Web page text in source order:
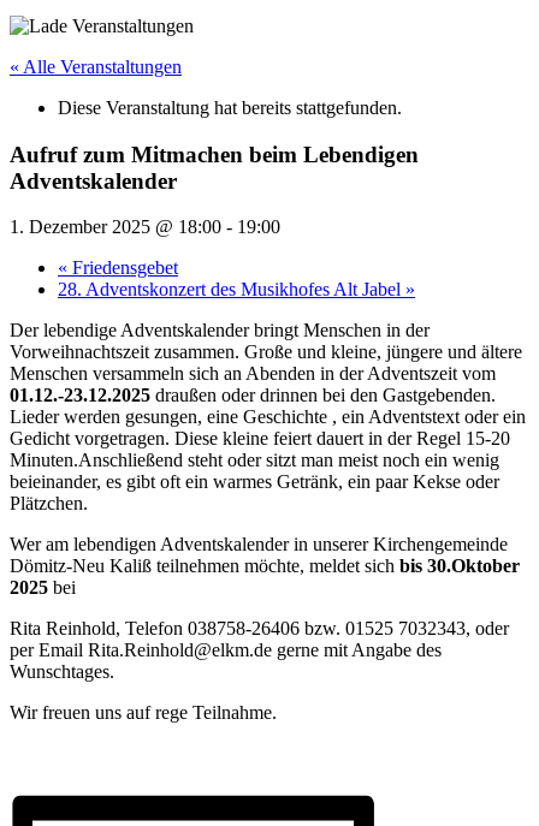
« Alle Veranstaltungen
Diese Veranstaltung hat bereits stattgefunden.
Aufruf zum Mitmachen beim Lebendigen
Adventskalender
1. Dezember 2025 @ 18:00 - 19:00
« Friedensgebet
28. Adventskonzert des Musikhofes Alt Jabel »
Der lebendige Adventskalender bringt Menschen in der
Vorweihnachtszeit zusammen. Große und kleine, jüngere und ältere
Menschen versammeln sich an Abenden in der Adventszeit vom
01.12.-23.12.2025 draußen oder drinnen bei den Gastgebenden.
Lieder werden gesungen, eine Geschichte , ein Adventstext oder ein
Gedicht vorgetragen. Diese kleine feiert dauert in der Regel 15-20
Minuten.Anschließend steht oder sitzt man meist noch ein wenig
beieinander, es gibt oft ein warmes Getränk, ein paar Kekse oder
Plätzchen.
Wer am lebendigen Adventskalender in unserer Kirchengemeinde
Dömitz-Neu Kaliß teilnehmen möchte, meldet sich bis 30.Oktober
2025 bei
Rita Reinhold, Telefon 038758-26406 bzw. 01525 7032343, oder
per Email Rita.Reinhold@elkm.de gerne mit Angabe des
Wunschtages.
Wir freuen uns auf rege Teilnahme.